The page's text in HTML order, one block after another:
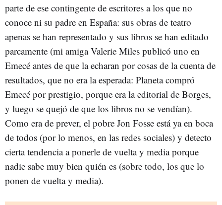
parte de ese contingente de escritores a los que no
conoce ni su padre en España: sus obras de teatro
apenas se han representado y sus libros se han editado
parcamente (mi amiga Valerie Miles publicó uno en
Emecé antes de que la echaran por cosas de la cuenta de
resultados, que no era la esperada: Planeta compró
Emecé por prestigio, porque era la editorial de Borges,
y luego se quejó de que los libros no se vendían).
Como era de prever, el pobre Jon Fosse está ya en boca
de todos (por lo menos, en las redes sociales) y detecto
cierta tendencia a ponerle de vuelta y media porque
nadie sabe muy bien quién es (sobre todo, los que lo
ponen de vuelta y media).